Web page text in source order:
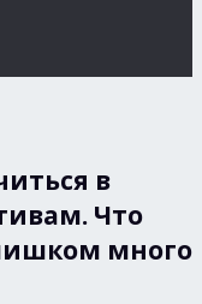
в
Что
много